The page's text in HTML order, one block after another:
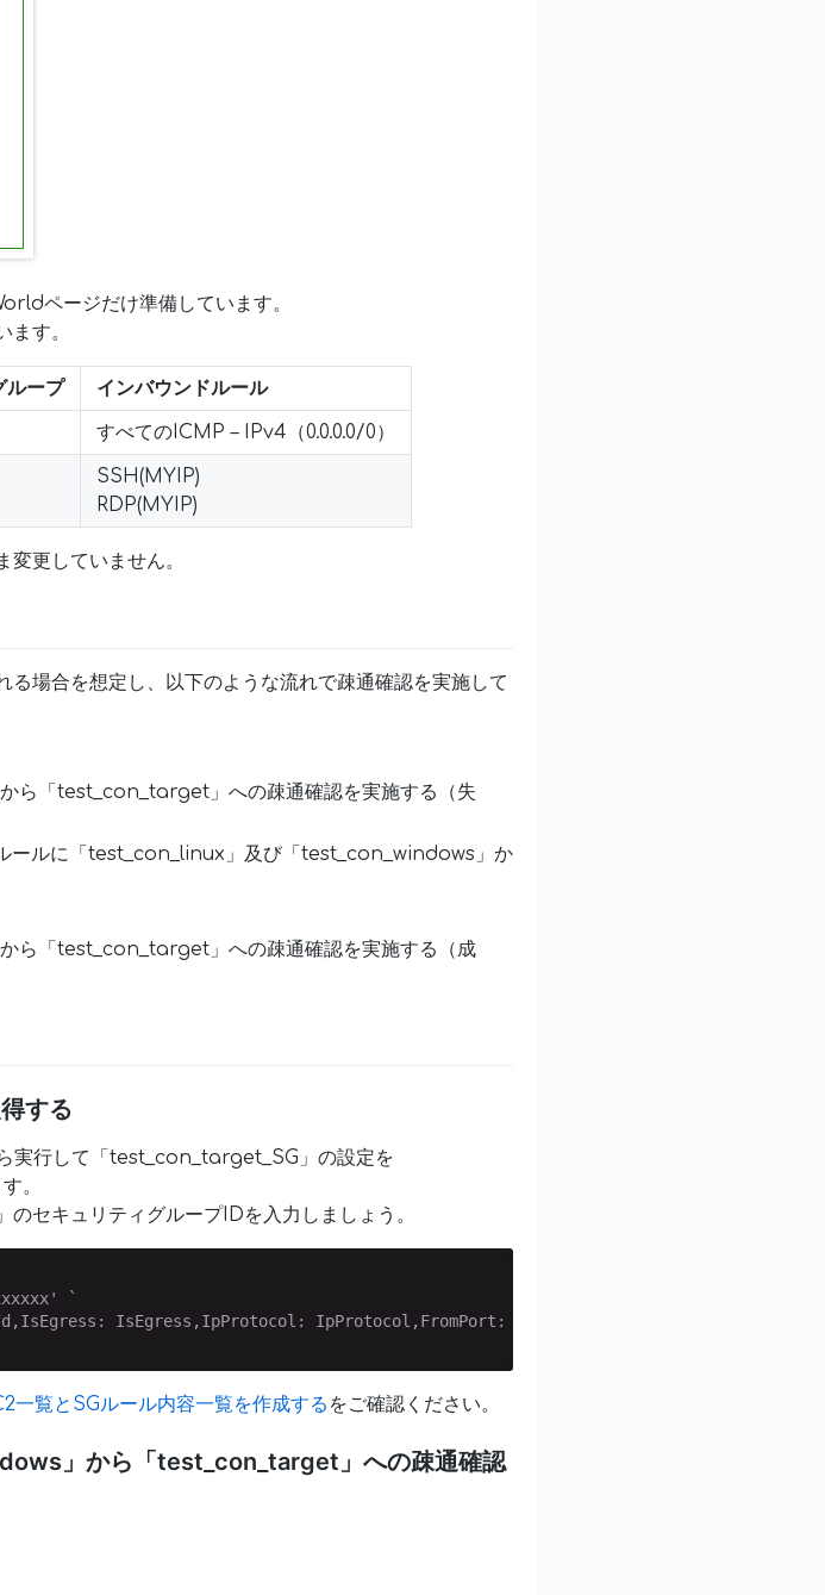
ページだけ準備しています。
す。
ループ インバウンドルール
すべてのICMP – IPv4（0.0.0.0/0）
SSH(MYIP)
RDP(MYIP)
更していません。
場合を想定し、以下のような流れで疎通確認を実施して
ら「test_con_target」への疎通確認を実施する（失
ールに「test_con_linux」及び「test_con_windows」か
ら「test_con_target」への疎通確認を実施する（成
する
実行して「test_con_target_SG」の設定を
。
キュリティグループIDを入力しましょう。
`
IsEgress,IpProtocol: IpProtocol,FromPort: FromPort,ToPort:
一覧とSGルール内容一覧を作成する をご確認ください。
」から「test_con_target」への疎通確認